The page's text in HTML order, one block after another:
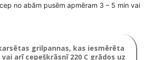
no abām pusēm apmēram 3 – 5 min vai
grilpannas, kas iesmērēta
arī cepeškrāsnī 220 C grādos uz